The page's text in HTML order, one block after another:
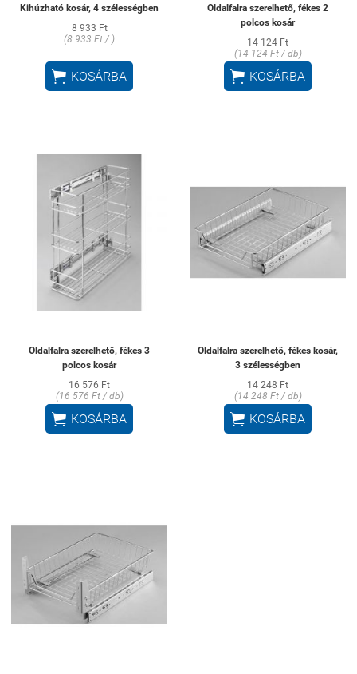
Kihúzható kosár, 4 szélességben
8 933 Ft
(8 933 Ft / )
 KOSÁRBA
Oldalfalra szerelhető, fékes 2
polcos kosár
14 124 Ft
(14 124 Ft / db)
 KOSÁRBA
Oldalfalra szerelhető, fékes 3
polcos kosár
16 576 Ft
(16 576 Ft / db)
 KOSÁRBA
Oldalfalra szerelhető, fékes kosár,
3 szélességben
14 248 Ft
(14 248 Ft / db)
 KOSÁRBA